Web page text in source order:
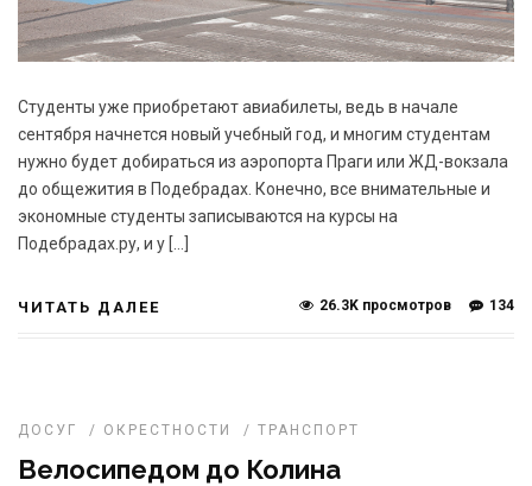
Студенты уже приобретают авиабилеты, ведь в начале
сентября начнется новый учебный год, и многим студентам
нужно будет добираться из аэропорта Праги или ЖД-вокзала
до общежития в Подебрадах. Конечно, все внимательные и
экономные студенты записываются на курсы на
Подебрадах.ру, и у […]
ЧИТАТЬ ДАЛЕЕ 134
26.3K просмотров
ДОСУГ / ОКРЕСТНОСТИ / ТРАНСПОРТ
Велосипедом до Колина